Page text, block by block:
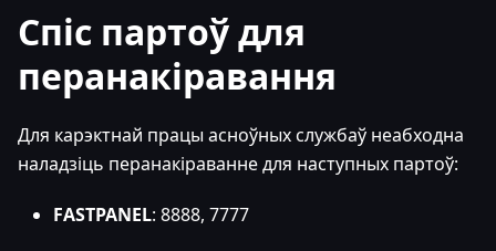
Спіс партоў для
перанакіравання
Для карэктнай працы асноўных службаў неабходна
наладзіць перанакіраванне для наступных партоў:
FASTPANEL: 8888, 7777